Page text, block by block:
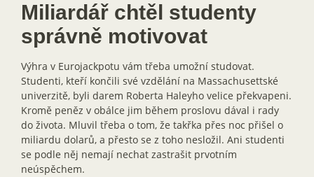
Miliardář chtěl studenty
správně motivovat
Výhra v Eurojackpotu vám třeba umožní studovat.
Studenti, kteří končili své vzdělání na Massachusettské
univerzitě, byli darem Roberta Haleyho velice překvapeni.
Kromě peněz v obálce jim během proslovu dával i rady
do života. Mluvil třeba o tom, že takřka přes noc přišel o
miliardu dolarů, a přesto se z toho nesložil. Ani studenti
se podle něj nemají nechat zastrašit prvotním
neúspěchem.